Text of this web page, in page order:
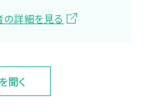
の詳細を見る
聞く